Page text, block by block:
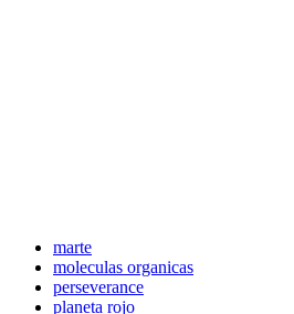
marte
moleculas organicas
perseverance
planeta rojo